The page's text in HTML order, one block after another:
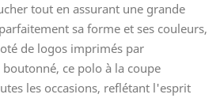
tout en assurant une grande
sa forme et ses couleurs,
de logos imprimés par
ce polo à la coupe
les occasions, reflétant l'esprit